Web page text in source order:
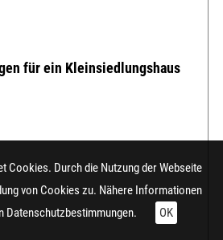
für ein Kleinsiedlungshaus
Cookies. Durch die Nutzung der Webseite
von Cookies zu. Nähere Informationen
Datenschutzbestimmungen. OK